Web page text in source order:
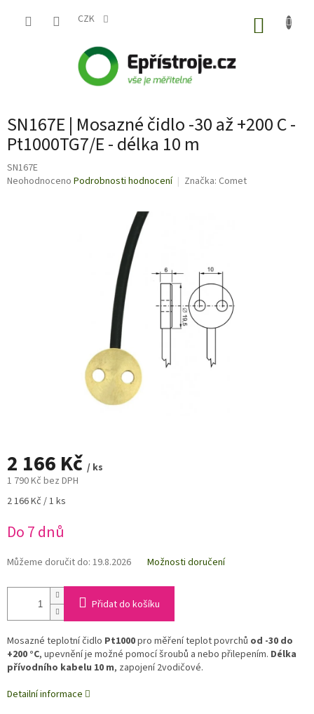
CZK
SN167E | Mosazné čidlo -30 až +200 C -
Pt1000TG7/E - délka 10 m
SN167E
Průměrné
Neohodnoceno Podrobnosti hodnocení Značka: Comet
2 166 Kč / ks
1 790 Kč bez DPH
Měrná
2 166 Kč / 1 ks
Do 7 dnů
Můžeme doručit do: 19.8.2026 Možnosti doručení
Přidat do košíku
Mosazné teplotní čidlo Pt1000pro měření teplot povrchů od -30 do
+200 °C, upevnění je možné pomocí šroubů a nebo přilepením. Délka
přívodního kabelu 10 m, zapojení 2vodičové.
Detailní informace